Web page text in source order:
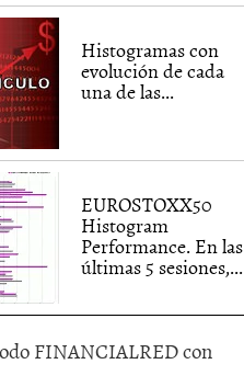
Histogramas con
evolución de cada
una de las...
EUROSTOXX50
Histogram
Performance. En las
últimas 5 sesiones,...
FINANCIALRED con